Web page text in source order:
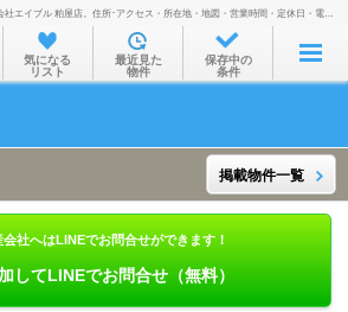
お部屋を探す
沿線・駅から
通勤通学時間から
物件特集から
賃貸マンション･アパート探しなら株式会社エイブル 粕屋店。住所･アクセス・所在地・地図・営業時間・定休日・電話番号などを掲載。
気になる
リスト
最近見た
物件
保存中の
条件
掲載物件一覧
会社へはLINEでお問合せができます！
してLINEでお問合せ（無料）